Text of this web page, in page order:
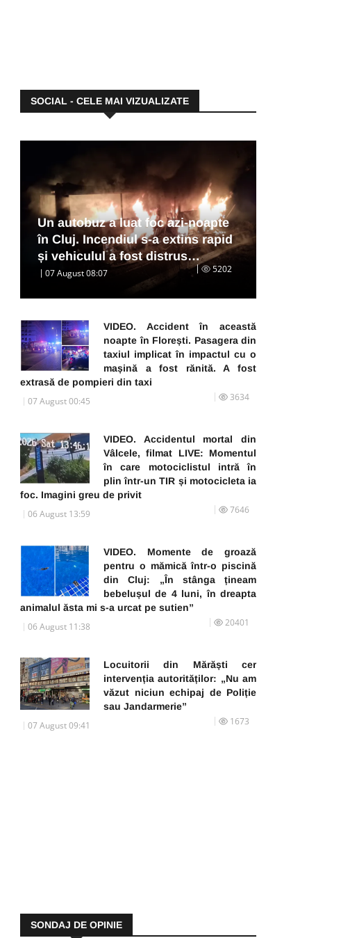
SOCIAL - CELE MAI VIZUALIZATE
Un autobuz a luat foc azi-noapte
în Cluj. Incendiul s-a extins rapid
și vehiculul a fost distrus…
07 August 08:07 5202
VIDEO. Accident în această
noapte în Florești. Pasagera din
taxiul implicat în impactul cu o
mașină a fost rănită. A fost
extrasă de pompieri din taxi
07 August 00:45 3634
VIDEO. Accidentul mortal din
Vâlcele, filmat LIVE: Momentul
în care motociclistul intră în
plin într-un TIR și motocicleta ia
foc. Imagini greu de privit
06 August 13:59 7646
VIDEO. Momente de groază
pentru o mămică într-o piscină
din Cluj: „În stânga țineam
bebelușul de 4 luni, în dreapta
animalul ăsta mi s-a urcat pe sutien”
06 August 11:38 20401
Locuitorii din Mărăști cer
intervenția autorităților: „Nu am
văzut niciun echipaj de Poliție
sau Jandarmerie”
07 August 09:41 1673
SONDAJ DE OPINIE